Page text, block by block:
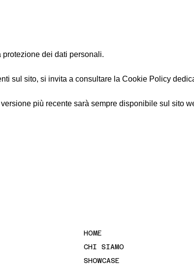
protezione dei dati personali.
sul sito, si invita a consultare la Cookie Policy
più recente sarà sempre disponibile sul sito
HOME
CHI SIAMO
SHOWCASE